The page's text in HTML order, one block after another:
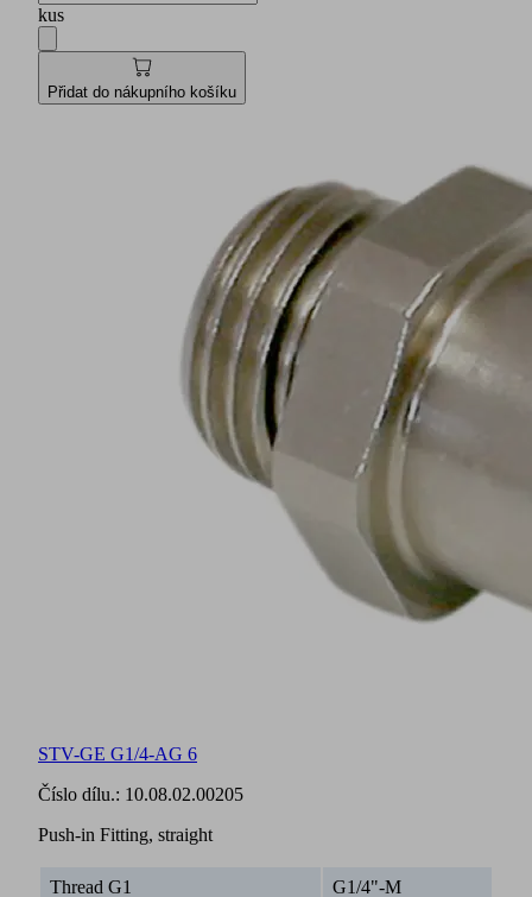
kus
Přidat do nákupního košíku
STV-GE G1/4-AG 6
Číslo dílu.: 10.08.02.00205
Push-in Fitting, straight
Thread G1 G1/4"-M